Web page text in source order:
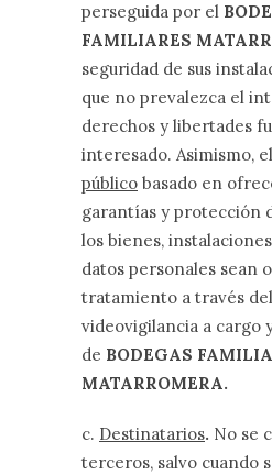
perseguida por el
FAMILIARES
seguridad de sus
que no prevalezca el
derechos y libertades
interesado. Asimismo, el
público basado en
garantías y protección
los bienes,
datos personales sean
tratamiento a través
videovigilancia a cargo
de BODEGAS
MATARROMERA.
c. Destinatarios. No se
terceros, salvo cuando